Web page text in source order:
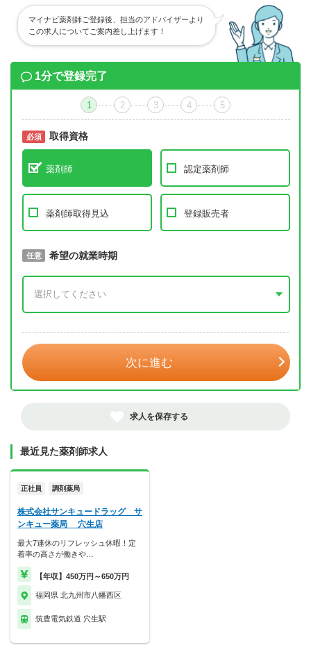
マイナビ薬剤師ご登録後、担当のアドバイザーより
この求人についてご案内差し上げます！
1分で登録完了
1 2 3 4 5
必須 取得資格
薬剤師 認定薬剤師
薬剤師取得見込 登録販売者
必須 取得予定年
任意 希望の就業時期
次に進む
求人を保存する
最近見た薬剤師求人
正社員 調剤薬局
株式会社サンキュードラッグ サ
ンキュー薬局 穴生店
最大7連休のリフレッシュ休暇！定
着率の高さが働きや…
【年収】450万円～650万円
福岡県 北九州市八幡西区
筑豊電気鉄道 穴生駅